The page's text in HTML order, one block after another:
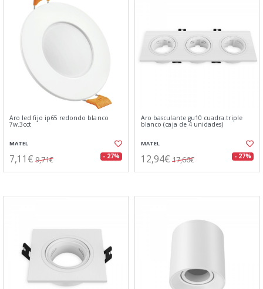
Aro led fijo ip65 redondo blanco
7w.3cct
MATEL
7,11€ 9,71€ - 27%
Aro basculante gu10 cuadra.triple
blanco (caja de 4 unidades)
MATEL
12,94€ 17,66€ - 27%